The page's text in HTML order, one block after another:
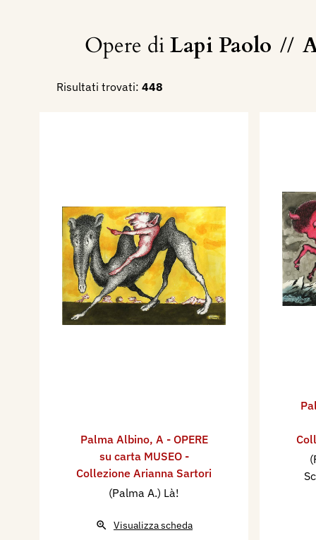
Opere diLapi Paolo //
Risultati trovati: 448
Palma Albino, A - OPERE
su carta MUSEO -
Collezione Arianna Sartori
(Palma A.) Là!
Visualizza scheda